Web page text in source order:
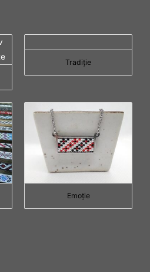
Tradiţie
Emoţie